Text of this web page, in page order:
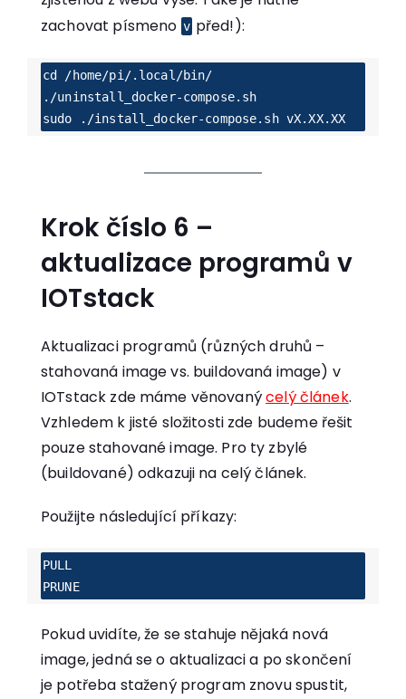
zachovat písmeno vpřed!):
cd /home/pi/.local/bin/
./uninstall_docker-compose.sh
sudo ./install_docker-compose.sh vX.XX.XX
Krok číslo 6 –
aktualizace programů v
IOTstack
Aktualizaci programů (různých druhů –
stahovaná image vs. buildovaná image) v
IOTstack zde máme věnovanýcelý článek.
Vzhledem k jisté složitosti zde budeme řešit
pouze stahované image. Pro ty zbylé
(buildované) odkazuji na celý článek.
Použijte následující příkazy:
PULL
PRUNE
Pokud uvidíte, že se stahuje nějaká nová
image, jedná se o aktualizaci a po skončení
je potřeba stažený program znovu spustit,